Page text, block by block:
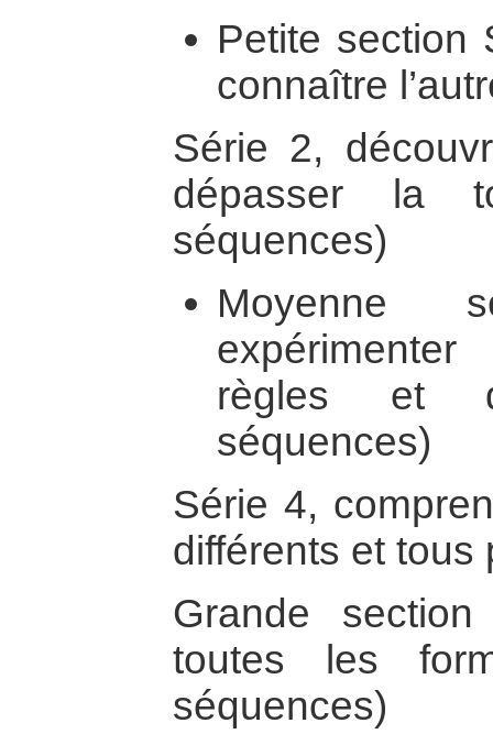
Petite section
connaître
Série 2,
dépasser la
séquences)
Moyenne
règles et
séquences)
Série 4,
différents et tous
Grande
toutes les
séquences)